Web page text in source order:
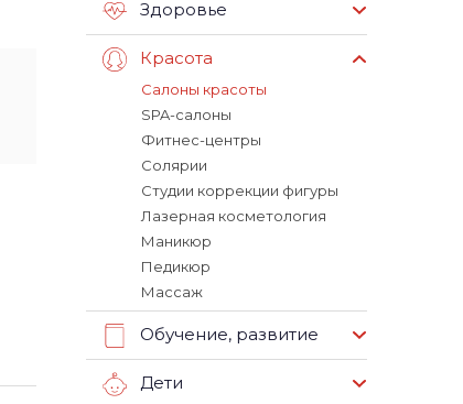
Здоровье
Красота
Салоны красоты
SPA-салоны
Фитнес-центры
Солярии
Студии коррекции фигуры
Лазерная косметология
Маникюр
Педикюр
Массаж
Обучение, развитие
Дети